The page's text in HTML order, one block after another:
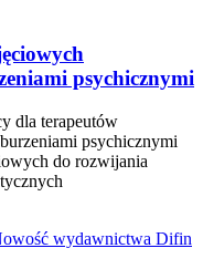
psychicznymi
dla terapeutów
psychicznymi
do rozwijania